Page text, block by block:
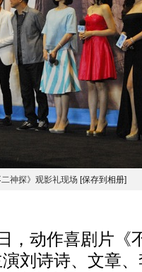
二神探》观影礼现场 [保存到相册]
动作喜剧片《
刘诗诗、文章